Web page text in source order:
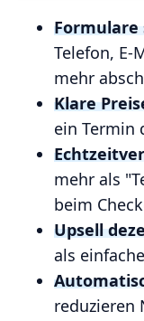
Formulare
Telefon,
mehr
Klare
ein Termin
mehr als
beim
Upsell
als
reduzieren